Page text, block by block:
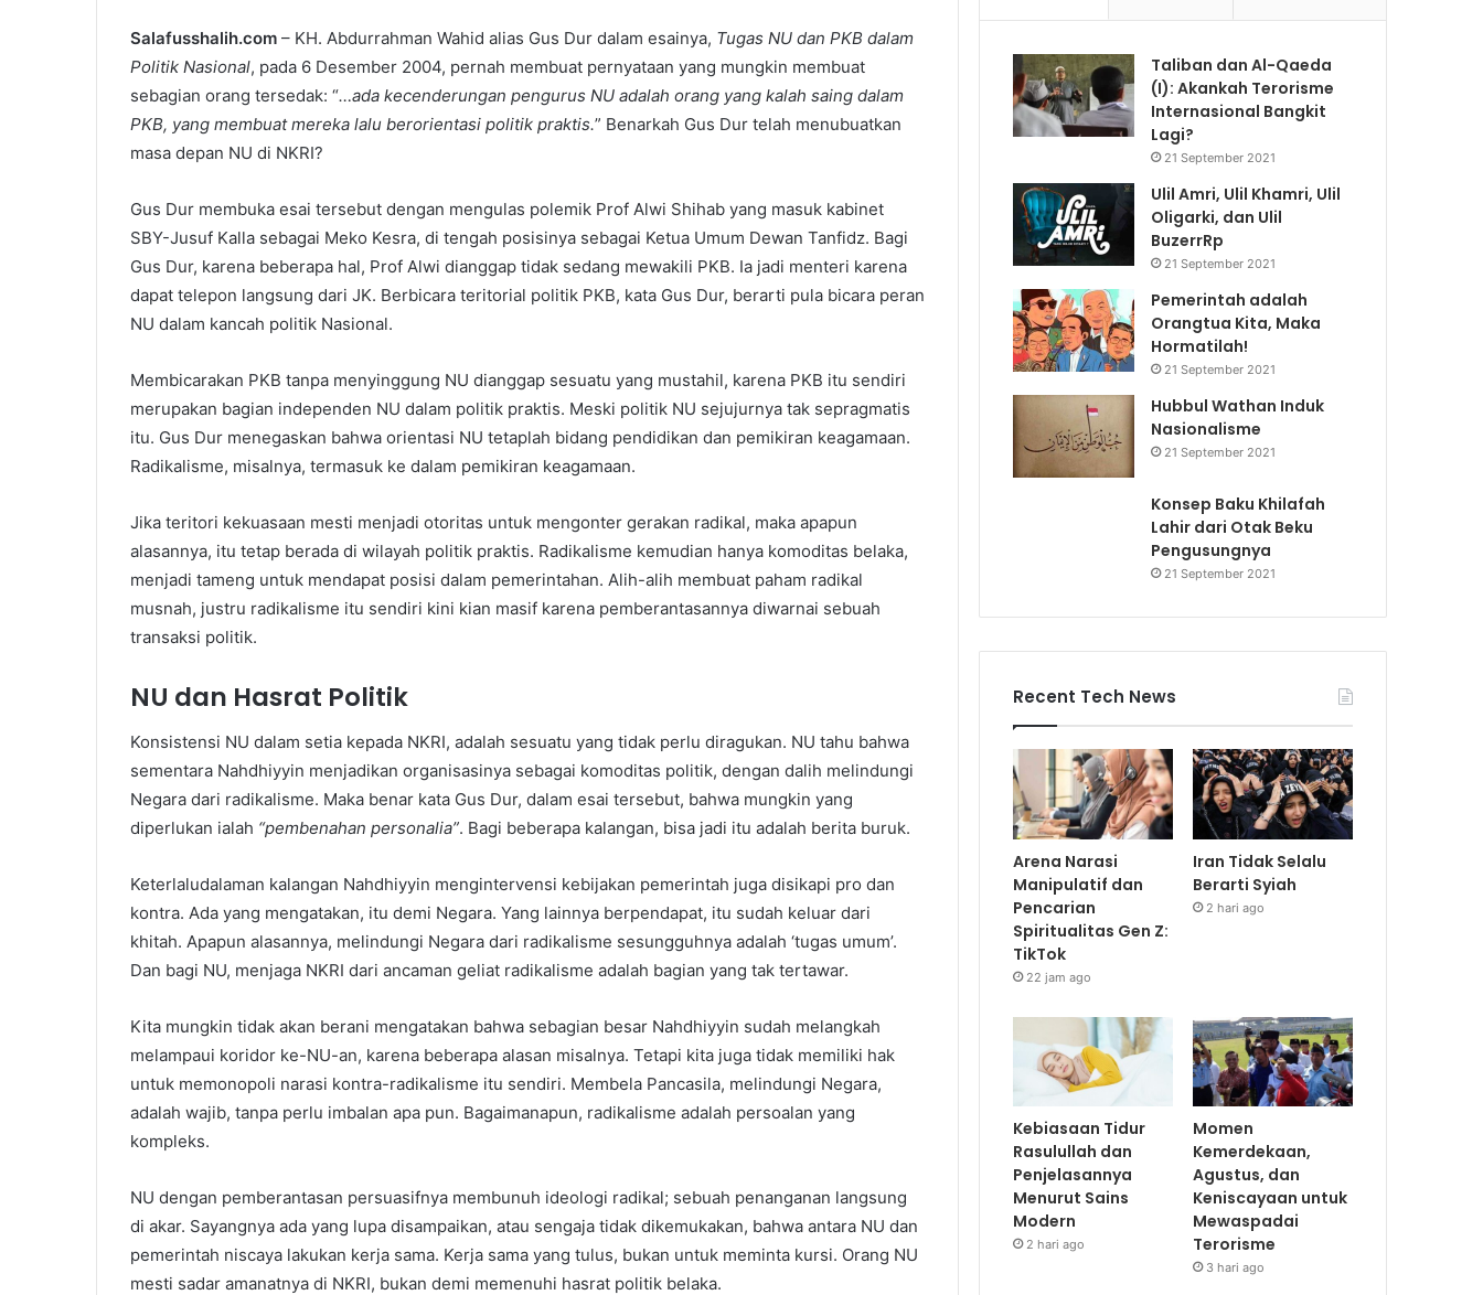
n
d
a
n
e
Salafusshalih.com – KH. Abdurrahman Wahid alias Gus Dur dalam esainya, Tugas NU dan PKB dalam
Politik Nasional, pada 6 Desember 2004, pernah membuat pernyataan yang mungkin membuat
sebagian orang tersedak: “…ada kecenderungan pengurus NU adalah orang yang kalah saing dalam
PKB, yang membuat mereka lalu berorientasi politik praktis.” Benarkah Gus Dur telah menubuatkan
masa depan NU di NKRI?
Gus Dur membuka esai tersebut dengan mengulas polemik Prof Alwi Shihab yang masuk kabinet
SBY-Jusuf Kalla sebagai Meko Kesra, di tengah posisinya sebagai Ketua Umum Dewan Tanfidz. Bagi
Gus Dur, karena beberapa hal, Prof Alwi dianggap tidak sedang mewakili PKB. Ia jadi menteri karena
dapat telepon langsung dari JK. Berbicara teritorial politik PKB, kata Gus Dur, berarti pula bicara peran
NU dalam kancah politik Nasional.
Membicarakan PKB tanpa menyinggung NU dianggap sesuatu yang mustahil, karena PKB itu sendiri
merupakan bagian independen NU dalam politik praktis. Meski politik NU sejujurnya tak sepragmatis
itu. Gus Dur menegaskan bahwa orientasi NU tetaplah bidang pendidikan dan pemikiran keagamaan.
Radikalisme, misalnya, termasuk ke dalam pemikiran keagamaan.
Jika teritori kekuasaan mesti menjadi otoritas untuk mengonter gerakan radikal, maka apapun
alasannya, itu tetap berada di wilayah politik praktis. Radikalisme kemudian hanya komoditas belaka,
menjadi tameng untuk mendapat posisi dalam pemerintahan. Alih-alih membuat paham radikal
musnah, justru radikalisme itu sendiri kini kian masif karena pemberantasannya diwarnai sebuah
transaksi politik.
NU dan Hasrat Politik
Konsistensi NU dalam setia kepada NKRI, adalah sesuatu yang tidak perlu diragukan. NU tahu bahwa
sementara Nahdhiyyin menjadikan organisasinya sebagai komoditas politik, dengan dalih melindungi
Negara dari radikalisme. Maka benar kata Gus Dur, dalam esai tersebut, bahwa mungkin yang
diperlukan ialah “pembenahan personalia”. Bagi beberapa kalangan, bisa jadi itu adalah berita buruk.
Keterlaludalaman kalangan Nahdhiyyin mengintervensi kebijakan pemerintah juga disikapi pro dan
kontra. Ada yang mengatakan, itu demi Negara. Yang lainnya berpendapat, itu sudah keluar dari
khitah. Apapun alasannya, melindungi Negara dari radikalisme sesungguhnya adalah ‘tugas umum’.
Dan bagi NU, menjaga NKRI dari ancaman geliat radikalisme adalah bagian yang tak tertawar.
Kita mungkin tidak akan berani mengatakan bahwa sebagian besar Nahdhiyyin sudah melangkah
melampaui koridor ke-NU-an, karena beberapa alasan misalnya. Tetapi kita juga tidak memiliki hak
untuk memonopoli narasi kontra-radikalisme itu sendiri. Membela Pancasila, melindungi Negara,
adalah wajib, tanpa perlu imbalan apa pun. Bagaimanapun, radikalisme adalah persoalan yang
kompleks.
NU dengan pemberantasan persuasifnya membunuh ideologi radikal; sebuah penanganan langsung
di akar. Sayangnya ada yang lupa disampaikan, atau sengaja tidak dikemukakan, bahwa antara NU dan
pemerintah niscaya lakukan kerja sama. Kerja sama yang tulus, bukan untuk meminta kursi. Orang NU
mesti sadar amanatnya di NKRI, bukan demi memenuhi hasrat politik belaka.
Taliban dan Al-Qaeda
(I): Akankah Terorisme
Internasional Bangkit
Lagi?
21 September 2021
Ulil Amri, Ulil Khamri, Ulil
Oligarki, dan Ulil
BuzerrRp
21 September 2021
Pemerintah adalah
Orangtua Kita, Maka
Hormatilah!
21 September 2021
Hubbul Wathan Induk
Nasionalisme
21 September 2021
Konsep Baku Khilafah
Lahir dari Otak Beku
Pengusungnya
21 September 2021
Recent Tech News
Arena Narasi
Manipulatif dan
Pencarian
Spiritualitas Gen Z:
TikTok
22 jam ago
Iran Tidak Selalu
Berarti Syiah
2 hari ago
Kebiasaan Tidur
Rasulullah dan
Penjelasannya
Menurut Sains
Modern
2 hari ago
Momen
Kemerdekaan,
Agustus, dan
Keniscayaan untuk
Mewaspadai
Terorisme
3 hari ago